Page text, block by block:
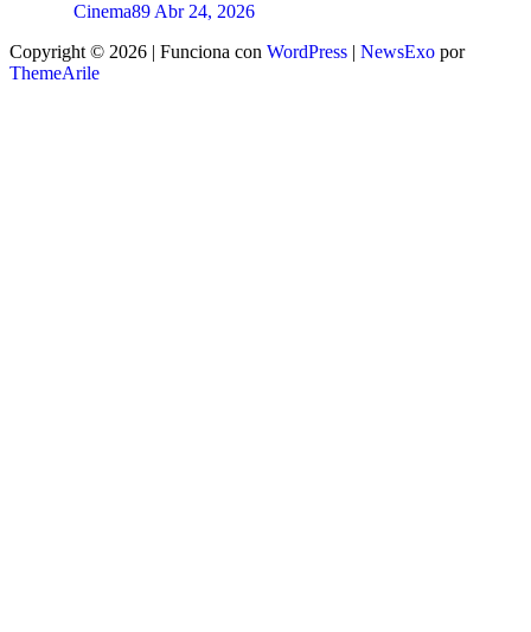
Cinema89 Abr 24, 2026
Copyright © 2026 | Funciona con WordPress | NewsExo por
ThemeArile